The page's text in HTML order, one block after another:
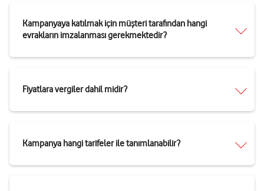
Kampanyaya katılmak için müşteri tarafından hangi
evrakların imzalanması gerekmektedir?
Fiyatlara vergiler dahil midir?
Kampanya hangi tarifeler ile tanımlanabilir?